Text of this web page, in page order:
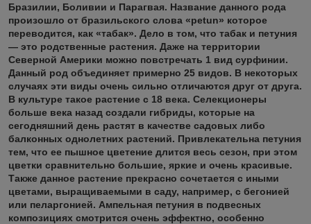
Бразилии, Боливии и Парагвая. Название данного рода
произошло от бразильского слова «petun» которое
переводится, как «табак». Дело в том, что табак и петуния
― это родственные растения. Даже на территории
Северной Америки можно повстречать 1 вид сурфинии.
Данный род объединяет примерно 25 видов. В некоторых
случаях эти виды очень сильно отличаются друг от друга.
В культуре такое растение с 18 века. Селекционеры
больше века назад создали гибриды, которые на
сегодняшний день растят в качестве садовых либо
балконных однолетних растений. Привлекательна петуния
тем, что ее пышное цветение длится весь сезон, при этом
цветки сравнительно большие, яркие и очень красивые.
Также данное растение прекрасно сочетается с иными
цветами, выращиваемыми в саду, например, с бегонией
или пеларгонией. Ампельная петуния в подвесных
композициях смотрится очень эффектно, особенно